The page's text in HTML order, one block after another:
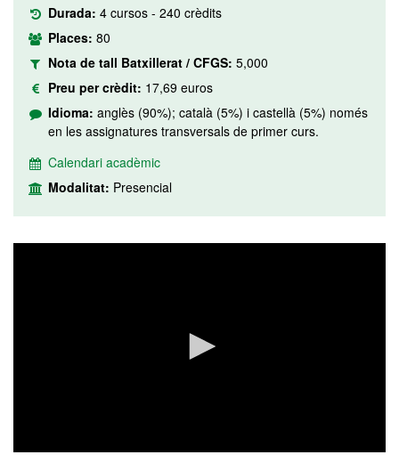
Durada: 4 cursos - 240 crèdits
Places: 80
Nota de tall Batxillerat / CFGS: 5,000
Preu per crèdit: 17,69 euros
Idioma: anglès (90%); català (5%) i castellà (5%) només
en les assignatures transversals de primer curs.
Calendari acadèmic
Modalitat: Presencial